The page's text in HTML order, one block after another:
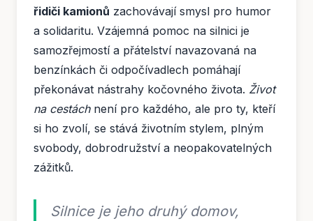
řidiči kamionů zachovávají smysl pro humor
a solidaritu. Vzájemná pomoc na silnici je
samozřejmostí a přátelství navazovaná na
benzínkách či odpočívadlech pomáhají
překonávat nástrahy kočovného života. Život
na cestáchnení pro každého, ale pro ty, kteří
si ho zvolí, se stává životním stylem, plným
svobody, dobrodružství a neopakovatelných
zážitků.
Silnice je jeho druhý domov,